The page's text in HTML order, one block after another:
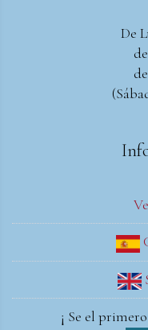
De
¡ Se el